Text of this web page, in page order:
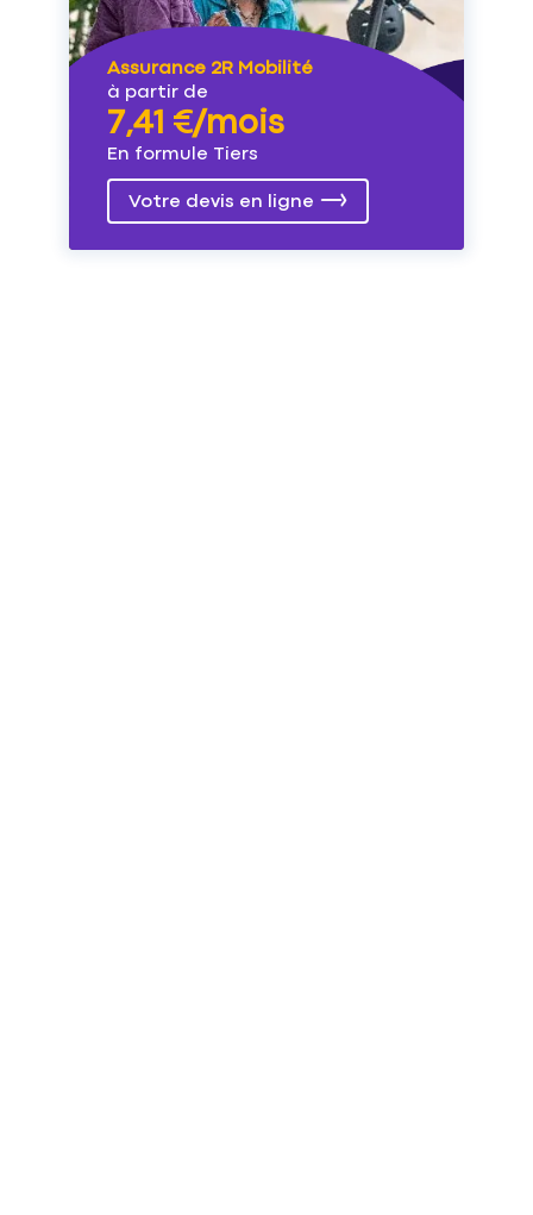
Assurance 2R Mobilité
à partir de
7,41 €/mois
En formule Tiers
Votre devis en ligne